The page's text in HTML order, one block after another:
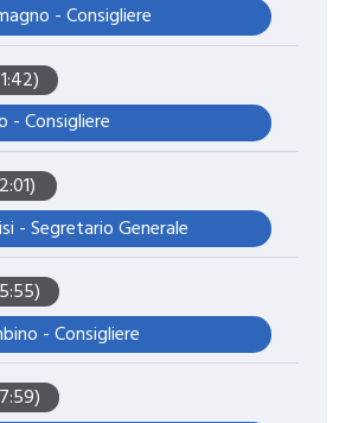
- Consigliere
- Consigliere
- Segretario Generale
- Consigliere